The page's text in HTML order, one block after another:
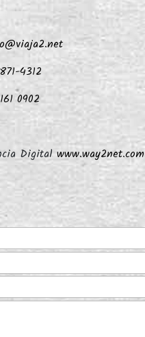
4312
0902
Digital www.way2net.com